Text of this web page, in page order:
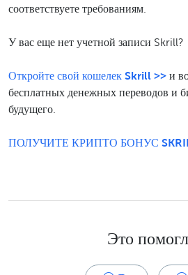
соответствуете требованиям.
У вас еще нет учетной записи Skrill?
Откройте свой кошелек Skrill >> и
бесплатных денежных переводов и
будущего.
ПОЛУЧИТЕ КРИПТО БОНУС
Это